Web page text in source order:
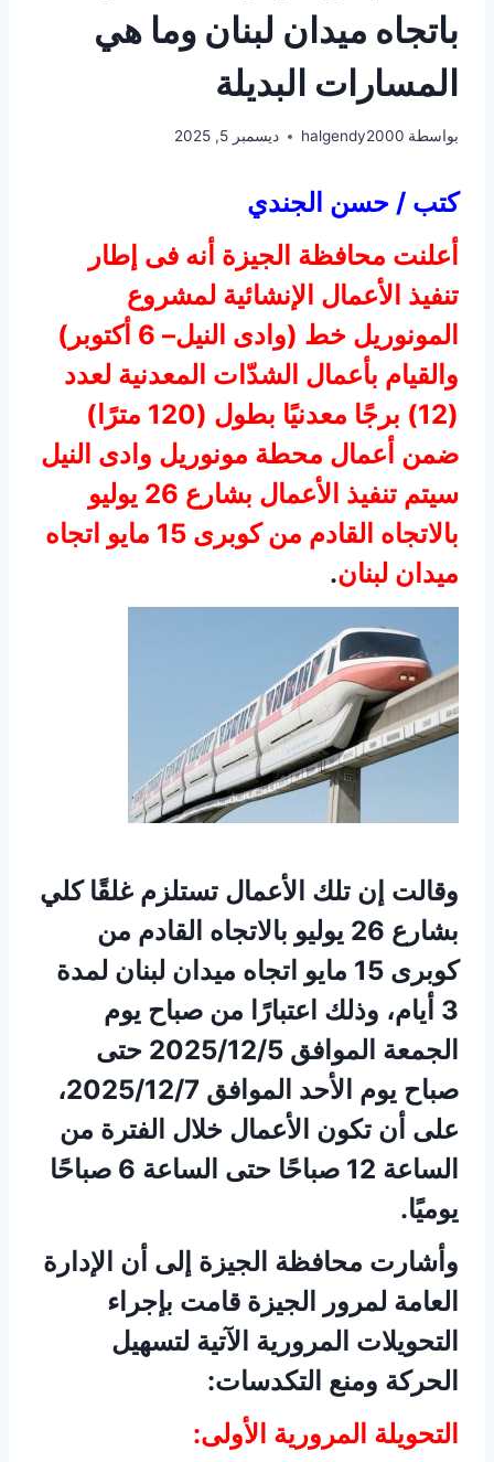
باتجاه ميدان لبنان وما هي
المسارات البديلة
بواسطة halgendy2000 ديسمبر 5, 2025
كتب / حسن الجندي
أعلنت محافظة الجيزة أنه فى إطار
تنفيذ الأعمال الإنشائية لمشروع
المونوريل خط (وادى النيل– 6 أكتوبر)
والقيام بأعمال الشدّات المعدنية لعدد
(12) برجًا معدنيًا بطول (120 مترًا)
ضمن أعمال محطة مونوريل وادى النيل
سيتم تنفيذ الأعمال بشارع 26 يوليو
بالاتجاه القادم من كوبرى 15 مايو اتجاه
ميدان لبنان.
وقالت إن تلك الأعمال تستلزم غلقًا كلي
بشارع 26 يوليو بالاتجاه القادم من
كوبرى 15 مايو اتجاه ميدان لبنان لمدة
3 أيام، وذلك اعتبارًا من صباح يوم
الجمعة الموافق 2025/12/5 حتى
صباح يوم الأحد الموافق 2025/12/7،
على أن تكون الأعمال خلال الفترة من
الساعة 12 صباحًا حتى الساعة 6 صباحًا
يوميًا.
وأشارت محافظة الجيزة إلى أن الإدارة
العامة لمرور الجيزة قامت بإجراء
التحويلات المرورية الآتية لتسهيل
الحركة ومنع التكدسات:
التحويلة المرورية الأولى: